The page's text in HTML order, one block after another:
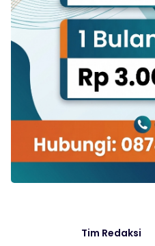
Tim Redaksi